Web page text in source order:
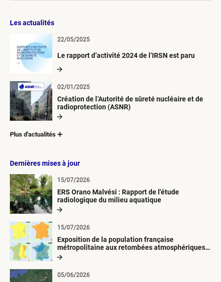
Les actualités
Le rapport d’activité 2024 de l’IRSN est paru
22/05/2025
Création de l’Autorité de sûreté nucléaire et de
radioprotection (ASNR)
02/01/2025
Plus d'actualités
Dernières mises à jour
ERS Orano Malvési : Rapport de l'étude
radiologique du milieu aquatique
15/07/2026
Exposition de la population française
métropolitaine aux retombées atmosphériques
radioactives depuis 1945
15/07/2026
05/06/2026